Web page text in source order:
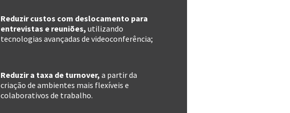
Reduzir custos com deslocamento para
entrevistas e reuniões,utilizando
tecnologias avançadas de videoconferência;
Reduzir a taxa de turnover,a partir da
criação de ambientes mais flexíveis e
colaborativos de trabalho.